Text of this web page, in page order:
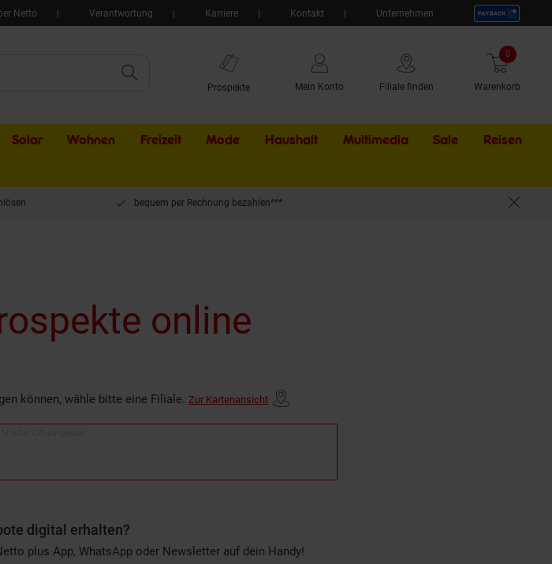
Netto Verantwortung Karriere Kontakt Unternehmen
Prospekte Mein Konto Filiale finden Warenkorb
0 Artikel
Solar Wohnen Freizeit Mode Haushalt Multimedia Sale Externer
Reisen
bequem per Rechnung bezahlen***
online
können, wähle bitte eine Filiale. Zur Kartenansicht
digital erhalten?
plus App, WhatsApp oder Newsletter auf dein Handy!